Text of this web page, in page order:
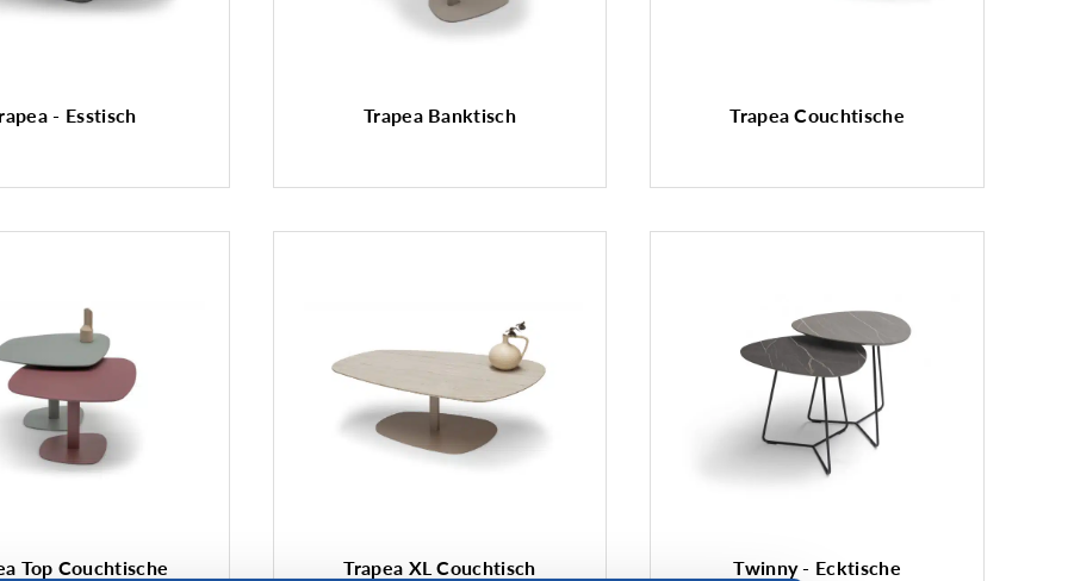
- Esstisch Trapea Banktisch Trapea Couchtische
Top Couchtische Trapea XL Couchtisch Twinny - Ecktische